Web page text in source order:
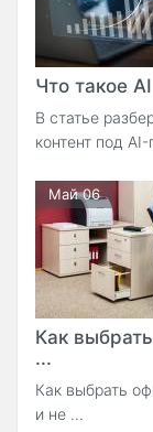
Что такое
В статье
контент под
Май 06
Как
...
Как выбрать
и не ...